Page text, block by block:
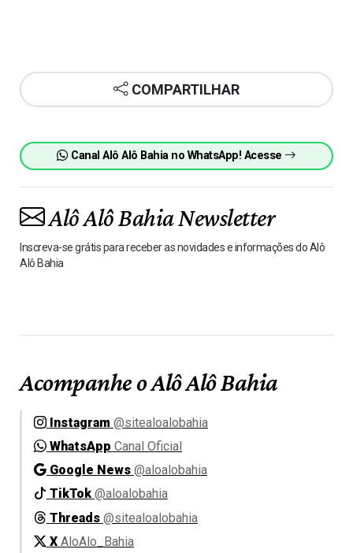
COMPARTILHAR
Canal Alô Alô Bahia no WhatsApp! Acesse
Alô Alô Bahia Newsletter
Inscreva-se grátis para receber as novidades e informações do Alô
Alô Bahia
Acompanhe o Alô Alô Bahia
Instagram @sitealoalobahia
WhatsApp Canal Oficial
Google News @aloalobahia
TikTok @aloalobahia
Threads @sitealoalobahia
X AloAlo_Bahia